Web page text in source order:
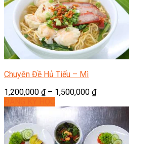
Chuyên Đề Hủ Tiếu – Mì
1,200,000 ₫– 1,500,000 ₫